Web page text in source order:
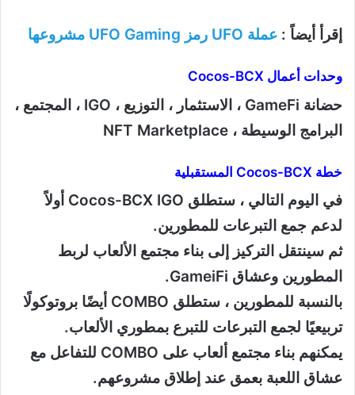
إقرأ أيضاً : عملة UFO رمز UFO Gaming مشروعها
وحدات أعمال Cocos-BCX
حضانة GameFi ، الاستثمار ، التوزيع ، IGO ، المجتمع ،
البرامج الوسيطة ، NFT Marketplace
خطة Cocos-BCX المستقبلية
في اليوم التالي ، ستطلق Cocos-BCX IGO أولاً
لدعم جمع التبرعات للمطورين.
ثم سينتقل التركيز إلى بناء مجتمع الألعاب لربط
المطورين وعشاق GameiFi.
بالنسبة للمطورين ، ستطلق COMBO أيضًا بروتوكولًا
تربيعيًا لجمع التبرعات للتبرع بمطوري الألعاب.
يمكنهم بناء مجتمع ألعاب على COMBO للتفاعل مع
عشاق اللعبة بعمق عند إطلاق مشروعهم.